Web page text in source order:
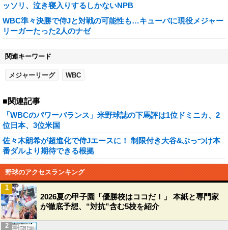
ッソリ、泣き寝入りするしかないNPB
WBC準々決勝で侍Jと対戦の可能性も…キューバに現役メジャー
リーガーたった2人のナゼ
関連キーワード
メジャーリーグ WBC
■関連記事
「WBCのパワーバランス」米野球誌の下馬評は1位ドミニカ、2
位日本、3位米国
佐々木朗希が超進化で侍Jエースに！ 制限付き大谷&ぶっつけ本
番ダルより期待できる根拠
野球のアクセスランキング
2026夏の甲子園「優勝校はココだ！」 本紙と専門家
が徹底予想、“対抗”含む5校を紹介
1
2